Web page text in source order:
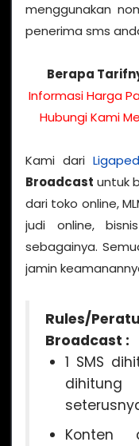
menggunakan
penerima sms
Berapa
Informasi Harga
Hubungi Kami
Kami dari
Broadcast untuk
dari toko online,
judi online,
sebagainya.
jamin
Rules/
Broadcast :
1 SMS